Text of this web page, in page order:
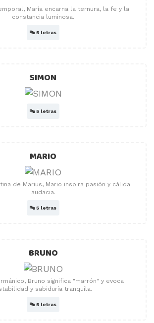
María encarna la ternura, la fe y la
constancia luminosa.
🔤5 letras
SIMON
🔤5 letras
MARIO
de Marius, Mario inspira pasión y cálida
audacia.
🔤5 letras
BRUNO
Bruno significa "marrón" y evoca
y sabiduría tranquila.
🔤5 letras